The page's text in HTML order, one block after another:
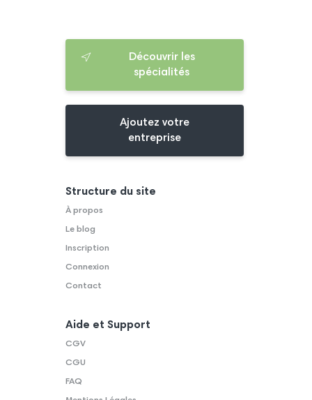
Découvrir les
spécialités
Ajoutez votre
entreprise
Structure du site
À propos
Le blog
Inscription
Connexion
Contact
Aide et Support
CGV
CGU
FAQ